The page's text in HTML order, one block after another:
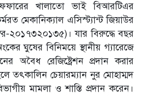
খালাতো ভাই বিআরটিএর
মেকানিক্যাল এসিস্ট্যান্ট জিয়াউর
২০১৭৩২০১৩৫)। যার বিরুদ্ধে বছর
ঘুষের বিনিময়ে স্থানীয় গ্যারেজে
অবৈধ রেজিষ্ট্রেশন প্রদান করার
তৎকালিন চেয়ারম্যান নুর মোহাম্মদ
মামলা ও শাস্তি প্রদান করেন।